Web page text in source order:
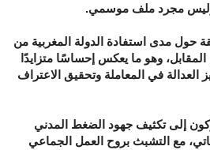
وليس مجرد ملف موسمي.
حول مدى استفادة الدولة المغربية من
المقابل، وهو ما يعكس إحساسًا متزايدًا
العدالة في المعاملة وتحقيق الاعتراف
إلى تكثيف جهود الضغط المدني
مع التشبث بروح العمل الجماعي